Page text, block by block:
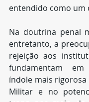
entendido como um
Na doutrina penal
entretanto, a
rejeição aos
fundamentam
índole mais
Militar e no